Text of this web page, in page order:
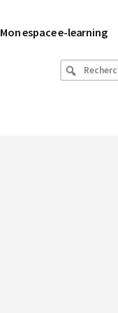
Mon espace e-learning
Recherche